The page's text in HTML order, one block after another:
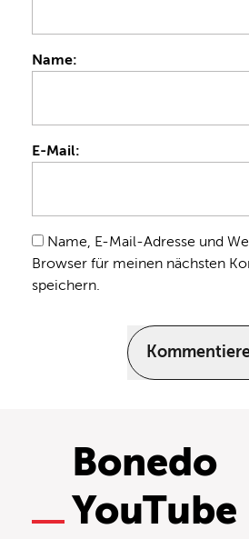
Name:
E-Mail:
Name, E-Mail-Adresse und
Browser für meinen nächsten
speichern.
Bonedo
YouTube